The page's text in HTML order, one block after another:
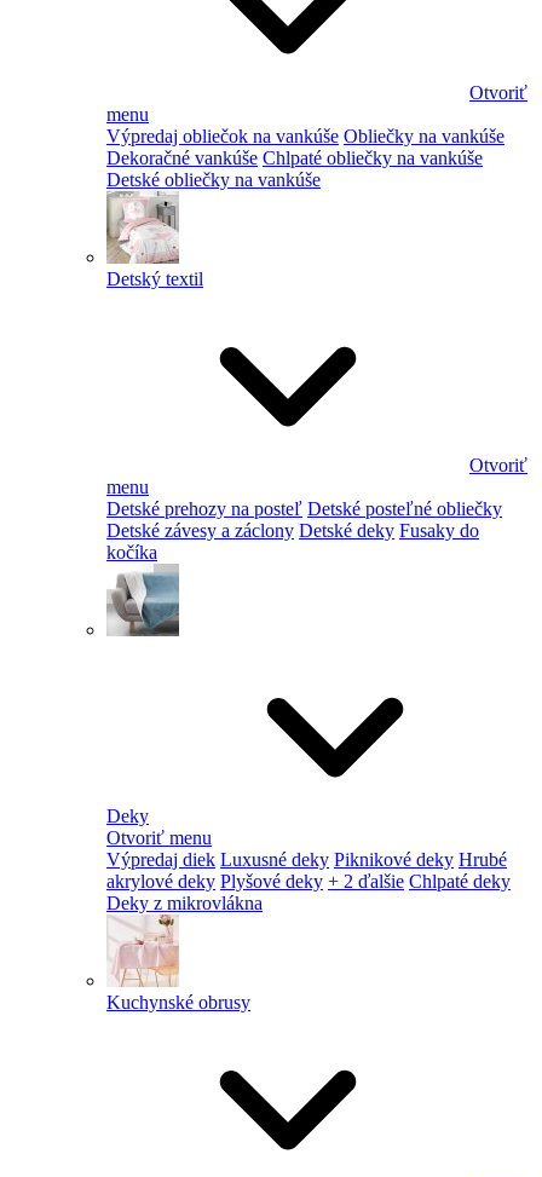
Otvoriť
menu
Výpredaj obliečok na vankúše Obliečky na vankúše
Dekoračné vankúše Chlpaté obliečky na vankúše
Detské obliečky na vankúše
Detský textil
Otvoriť
menu
Detské prehozy na posteľ Detské posteľné obliečky
Detské závesy a záclony Detské deky Fusaky do
kočíka
Deky
Otvoriť menu
Výpredaj diek Luxusné deky Piknikové deky Hrubé
akrylové deky Plyšové deky + 2 ďalšie Chlpaté deky
Deky z mikrovlákna
Kuchynské obrusy